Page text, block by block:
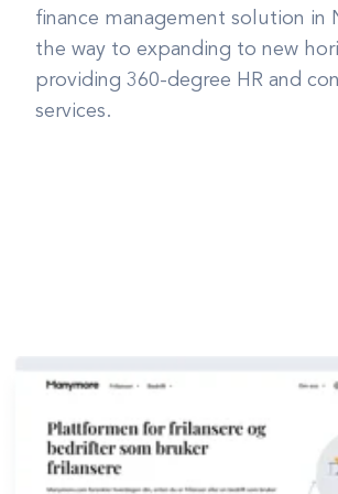
finance management solution in
the way to expanding to new
providing 360-degree HR and
services.